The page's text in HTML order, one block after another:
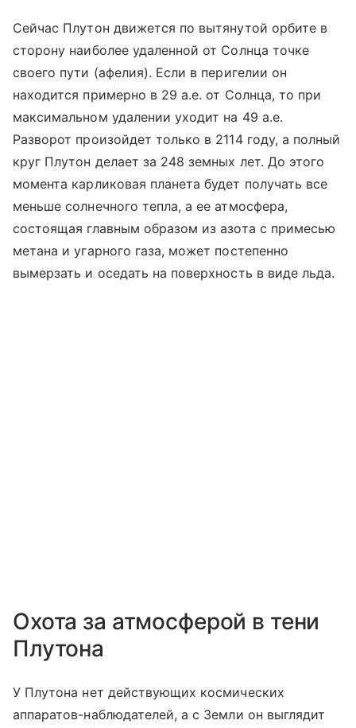
Сейчас Плутон движется по вытянутой орбите в
сторону наиболее удаленной от Солнца точке
своего пути (афелия). Если в перигелии он
находится примерно в 29 а.е. от Солнца, то при
максимальном удалении уходит на 49 а.е.
Разворот произойдет только в 2114 году, а полный
круг Плутон делает за 248 земных лет. До этого
момента карликовая планета будет получать все
меньше солнечного тепла, а ее атмосфера,
состоящая главным образом из азота с примесью
метана и угарного газа, может постепенно
вымерзать и оседать на поверхность в виде льда.
Охота за атмосферой в тени
Плутона
У Плутона нет действующих космических
аппаратов-наблюдателей, а с Земли он выглядит